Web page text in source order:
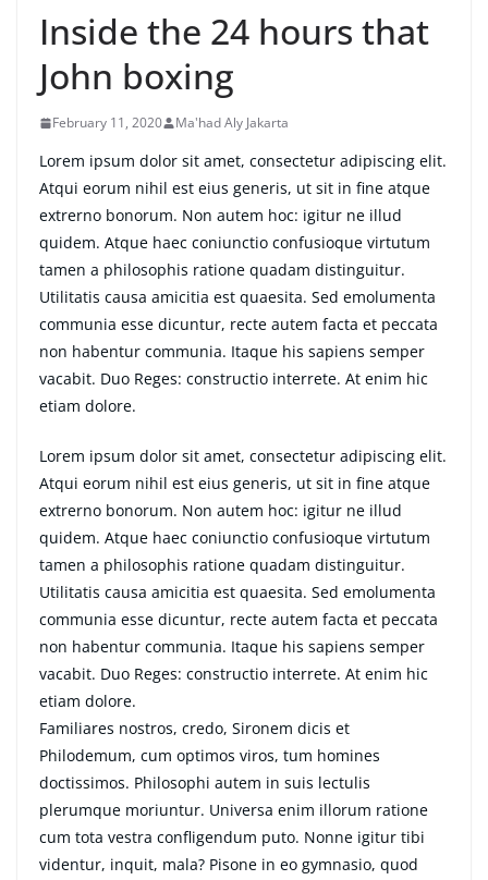
Inside the 24 hours that
John boxing
February 11, 2020 Ma'had Aly Jakarta
Lorem ipsum dolor sit amet, consectetur adipiscing elit.
Atqui eorum nihil est eius generis, ut sit in fine atque
extrerno bonorum. Non autem hoc: igitur ne illud
quidem. Atque haec coniunctio confusioque virtutum
tamen a philosophis ratione quadam distinguitur.
Utilitatis causa amicitia est quaesita. Sed emolumenta
communia esse dicuntur, recte autem facta et peccata
non habentur communia. Itaque his sapiens semper
vacabit. Duo Reges: constructio interrete. At enim hic
etiam dolore.
Lorem ipsum dolor sit amet, consectetur adipiscing elit.
Atqui eorum nihil est eius generis, ut sit in fine atque
extrerno bonorum. Non autem hoc: igitur ne illud
quidem. Atque haec coniunctio confusioque virtutum
tamen a philosophis ratione quadam distinguitur.
Utilitatis causa amicitia est quaesita. Sed emolumenta
communia esse dicuntur, recte autem facta et peccata
non habentur communia. Itaque his sapiens semper
vacabit. Duo Reges: constructio interrete. At enim hic
etiam dolore.
Familiares nostros, credo, Sironem dicis et
Philodemum, cum optimos viros, tum homines
doctissimos. Philosophi autem in suis lectulis
plerumque moriuntur. Universa enim illorum ratione
cum tota vestra confligendum puto. Nonne igitur tibi
videntur, inquit, mala? Pisone in eo gymnasio, quod